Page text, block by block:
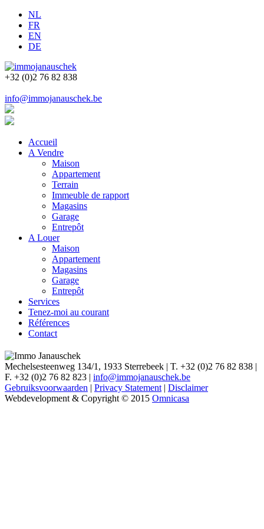
NL
FR
EN
DE
+32 (0)2 76 82 838
info@immojanauschek.be
Accueil
A Vendre
Maison
Appartement
Terrain
Immeuble de rapport
Magasins
Garage
Entrepôt
A Louer
Maison
Appartement
Magasins
Garage
Entrepôt
Services
Tenez-moi au courant
Références
Contact
Mechelsesteenweg 134/1, 1933 Sterrebeek | T. +32 (0)2 76 82 838 |
F. +32 (0)2 76 82 823 | info@immojanauschek.be
Gebruiksvoorwaarden | Privacy Statement | Disclaimer
Webdevelopment & Copyright © 2015 Omnicasa